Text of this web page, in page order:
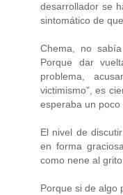
desarrollador se
sintomático de
Chema, no
Porque dar
problema,
victimismo", es
esperaba un poco
El nivel de
en forma
como nene al
Porque si de algo